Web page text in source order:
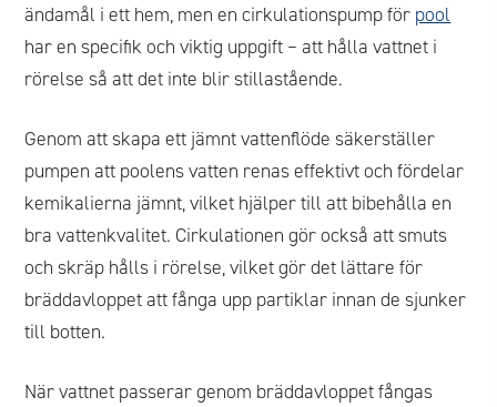
ändamål i ett hem, men en cirkulationspump för pool
har en specifik och viktig uppgift – att hålla vattnet i
rörelse så att det inte blir stillastående.
Genom att skapa ett jämnt vattenflöde säkerställer
pumpen att poolens vatten renas effektivt och fördelar
kemikalierna jämnt, vilket hjälper till att bibehålla en
bra vattenkvalitet. Cirkulationen gör också att smuts
och skräp hålls i rörelse, vilket gör det lättare för
bräddavloppet att fånga upp partiklar innan de sjunker
till botten.
När vattnet passerar genom bräddavloppet fångas